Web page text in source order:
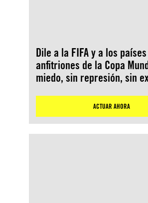
Dile a la FIFA y a los países
anfitriones de la Copa
miedo, sin represión, sin
ACTUAR AHORA